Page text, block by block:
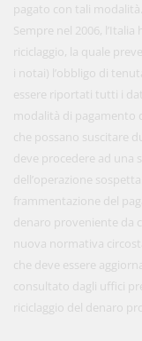
pagato con tali modalità.
Sempre nel 2006,
riciclaggio, la quale
i notai) l’obbligo di
essere riportati tutti i
modalità di pagamento
che possano suscitare
deve procedere ad una
dell’operazione
frammentazione del
denaro proveniente da
nuova normativa
che deve essere
consultato dagli uffici
riciclaggio del denaro